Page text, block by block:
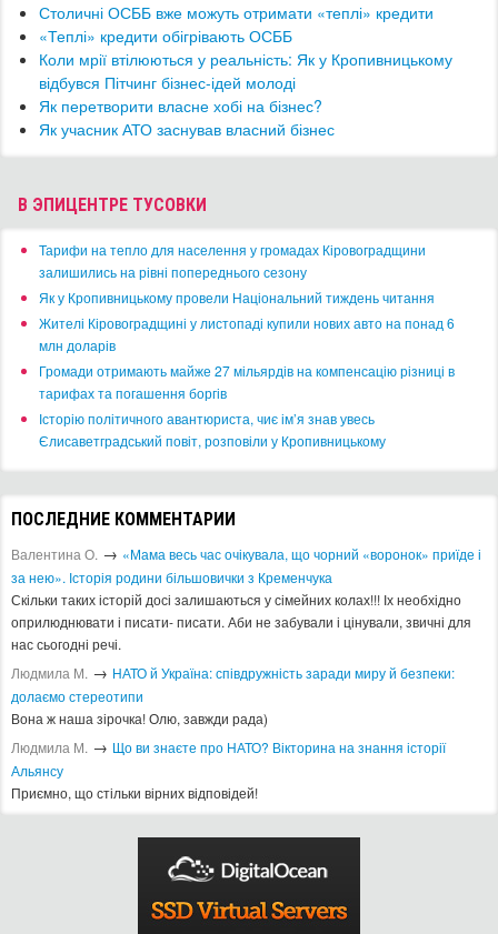
Столичні ОСББ вже можуть отримати «теплі» кредити
​«Теплі» кредити обігрівають ОСББ
Коли мрії втілюються у реальність: Як у Кропивницькому
відбувся Пітчинг бізнес-ідей молоді
​Як перетворити власне хобі на бізнес?
Як учасник АТО заснував власний бізнес
В ЭПИЦЕНТРЕ ТУСОВКИ
​Тарифи на тепло для населення у громадах Кіровоградщини
залишились на рівні попереднього сезону
​Як у Кропивницькому провели Національний тиждень читання
​Жителі Кіровоградщині у листопаді купили нових авто на понад 6
млн доларів
​Громади отримають майже 27 мільярдів на компенсацію різниці в
тарифах та погашення боргів
Історію політичного авантюриста, чиє ім’я знав увесь
Єлисаветградський повіт, розповіли у Кропивницькому
ПОСЛЕДНИЕ КОММЕНТАРИИ
Валентина О. → «Мама весь час очікувала, що чорний «воронок» приїде і
за нею». Історія родини більшовички з Кременчука
Скільки таких історій досі залишаються у сімейних колах!!! Іх необхідно
оприлюднювати і писати- писати. Аби не забували і цінували, звичні для
нас сьогодні речі.
Людмила М. → ​НАТО й Україна: співдружність заради миру й безпеки:
долаємо стереотипи
Вона ж наша зірочка! Олю, завжди рада)
Людмила М. → Що ви знаєте про НАТО? Вікторина на знання історії
Альянсу ​
Приємно, що стільки вірних відповідей!